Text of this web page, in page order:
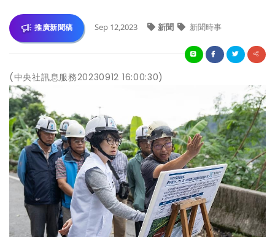
推廣新聞稿 Sep 12,2023 新聞 新聞時事
(中央社訊息服務20230912 16:00:30)